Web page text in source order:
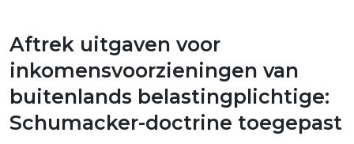
Loon
Xtra
Aftrek uitgaven voor
inkomensvoorzieningen van
buitenlands belastingplichtige:
Schumacker-doctrine toegepast